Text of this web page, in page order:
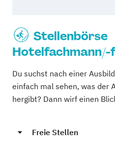
Stellenbörse
Du suchst nach einer
einfach mal sehen, was der
hergibt? Dann wirf einen
Freie Stellen